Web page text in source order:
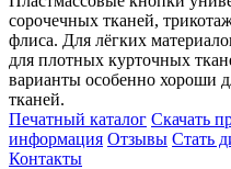
сорочечных тканей,
флиса. Для лёгких
для плотных курточных
варианты особенно хороши
тканей.
Печатный каталог Скачать
информация Отзывы Стать
Контакты